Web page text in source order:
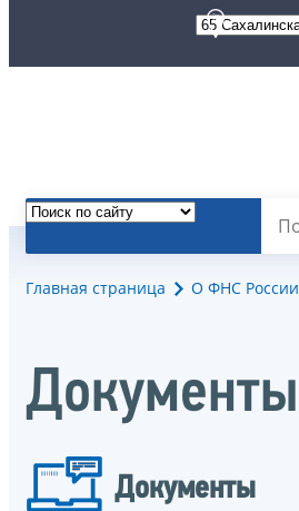
Главная страница О ФНС России
Документы
Документы